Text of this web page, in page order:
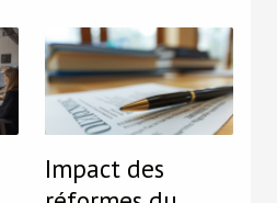
Impact des